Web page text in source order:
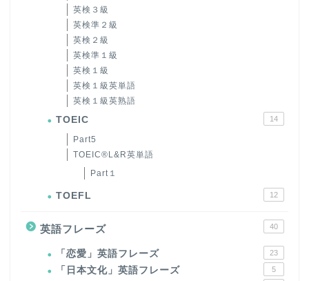
英検３級
英検準２級
英検２級
英検準１級
英検１級
英検１級英単語
英検１級英熟語
TOEIC 14
Part5
TOEIC®L&R英単語
Part１
TOEFL 12
英語フレーズ 40
「恋愛」英語フレーズ 23
「日本文化」英語フレーズ 5